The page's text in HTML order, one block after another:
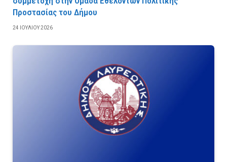
Προστασίας του Δήμου
24 ΙΟΥΛΊΟΥ 2026